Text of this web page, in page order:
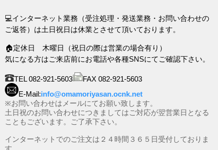
💻インターネット業務（受注処理・発送業務・お問い合わせの
ご返答）は土日祝日は休業とさせて頂いております。
🏠定休日 木曜日（祝日の際は営業の場合有り）
気になる方はご来店前にお電話や各種SNSにてご確認下さい。
TEL 082-921-5603
FAX 082-921-5603
E-Mail:info@omamoriyasan.ocnk.net
※お問い合わせはメールにてお願い致します。
土日祝のお問い合わせにつきましてはご対応が翌営業日となる
こともございます。ご了承下さい。
インターネットでのご注文は２４時間３６５日受付しておりま
す。